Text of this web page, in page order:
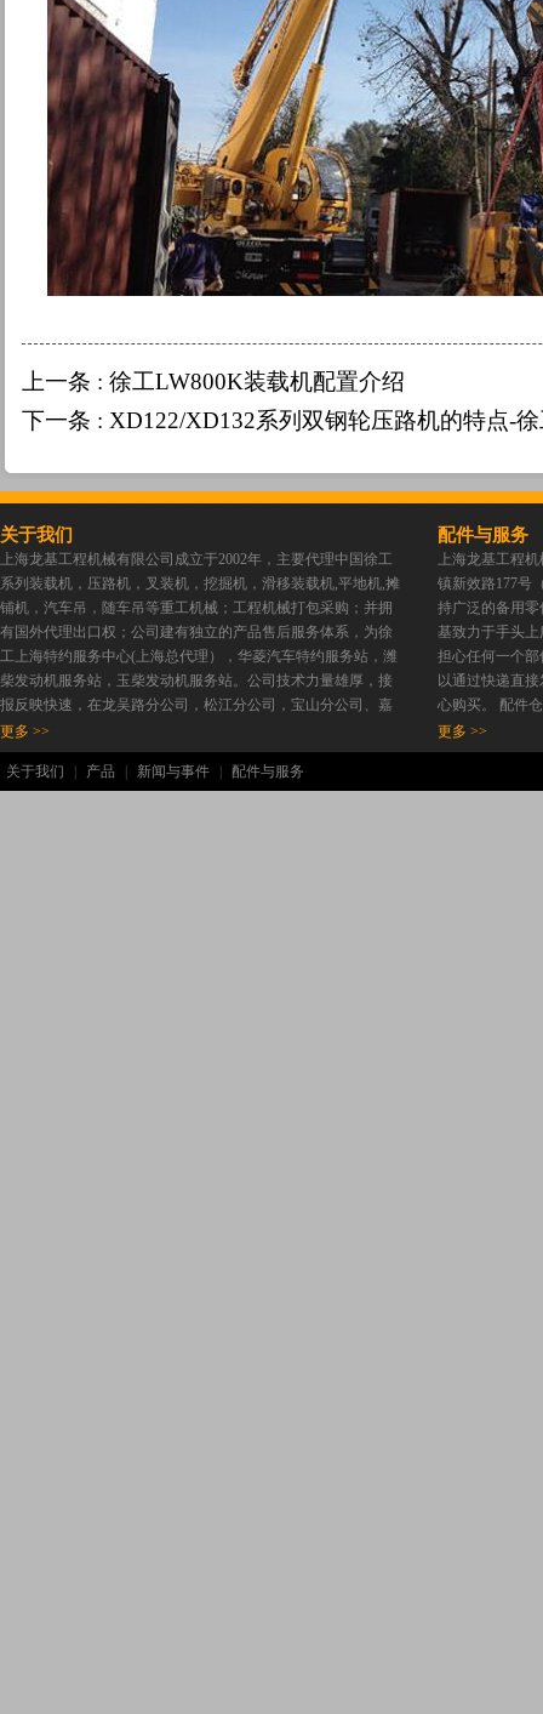
上一条 : 徐工LW800K装载机配置介绍
下一条 : XD122/XD132系列双钢轮压路机的特点-
关于我们
上海龙基工程机械有限公司成立于2002年，主要代理中国徐工
系列装载机，压路机，叉装机，挖掘机，滑移装载机,平地机,摊
铺机，汽车吊，随车吊等重工机械；工程机械打包采购；并拥
有国外代理出口权；公司建有独立的产品售后服务体系，为徐
工上海特约服务中心(上海总代理），华菱汽车特约服务站，潍
柴发动机服务站，玉柴发动机服务站。公司技术力量雄厚，接
报反映快速，在龙吴路分公司，松江分公司，宝山分公司、嘉
定分公司均设有服务公司。以服务优势和产品优势为依托使我
公司在上海行业内具有一定知名度。本着要做事先做人的原
则，欢迎新老客户携手共创锦绣前程。 我们提供各种建设和工
更多 >>
配件与服务
上海龙基工程
镇新效路177号
持广泛的备用
基致力于手头
担心任何一个
以通过快递直
心购买。 配件
更多 >>
关于我们 产品 新闻与事件 配件与服务